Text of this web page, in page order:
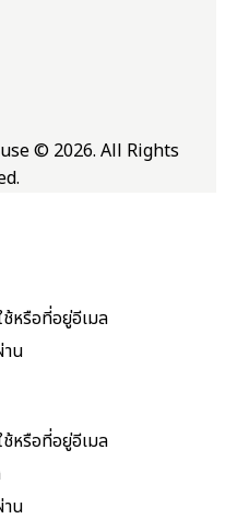
© 2026. All Rights
หรือที่อยู่อีเมล
น
หรือที่อยู่อีเมล
น